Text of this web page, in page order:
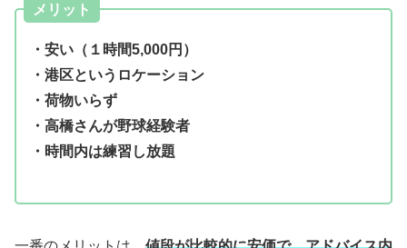
メリット
・安い（１時間5,000円）
・港区というロケーション
・荷物いらず
・高橋さんが野球経験者
・時間内は練習し放題